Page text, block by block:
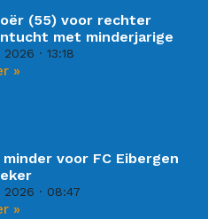
(55) voor rechter
met minderjarige
2026 13:18
»
voor FC Eibergen
2026 08:47
»